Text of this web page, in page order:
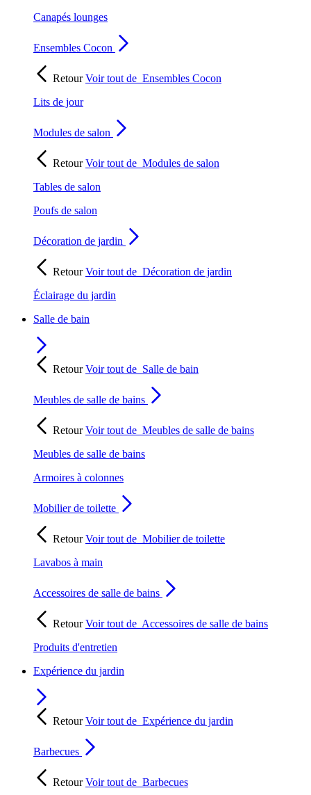
Canapés lounges
Ensembles Cocon
RetourVoir tout de Ensembles Cocon
Lits de jour
Modules de salon
RetourVoir tout de Modules de salon
Tables de salon
Poufs de salon
Décoration de jardin
RetourVoir tout de Décoration de jardin
Éclairage du jardin
Salle de bain
RetourVoir tout de Salle de bain
Meubles de salle de bains
RetourVoir tout de Meubles de salle de bains
Meubles de salle de bains
Armoires à colonnes
Mobilier de toilette
RetourVoir tout de Mobilier de toilette
Lavabos à main
Accessoires de salle de bains
RetourVoir tout de Accessoires de salle de bains
Produits d'entretien
Expérience du jardin
RetourVoir tout de Expérience du jardin
Barbecues
RetourVoir tout de Barbecues